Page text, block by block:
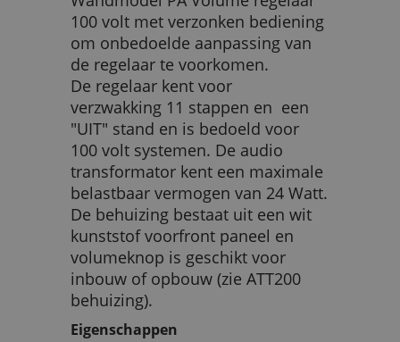
100 volt met verzonken bediening
om onbedoelde aanpassing van
de regelaar te voorkomen.
De regelaar kent voor
verzwakking 11 stappen en een
"UIT" stand en is bedoeld voor
100 volt systemen. De audio
transformator kent een maximale
belastbaar vermogen van 24 Watt.
De behuizing bestaat uit een wit
kunststof voorfront paneel en
volumeknop is geschikt voor
inbouw of opbouw (zie ATT200
behuizing).
Eigenschappen